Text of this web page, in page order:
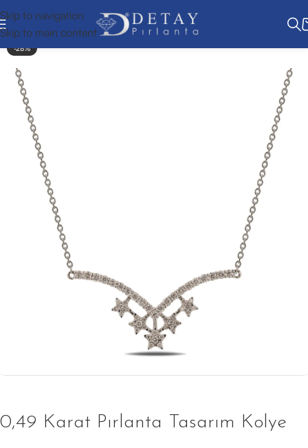
Skip to navigation
Skip to main content
-28%
0,49 Karat Pırlanta Tasarım Kolye